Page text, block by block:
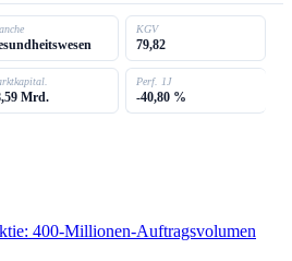
KGV
79,82
Mrd.
Perf. 1J
-40,80 %
400-Millionen-Auftragsvolumen